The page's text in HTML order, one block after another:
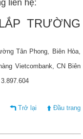
liên hệ:
TRƯỜNG
Tân Phong, Biên Hòa,
Vietcombank, CN Biên
Trở lại
Đầu trang